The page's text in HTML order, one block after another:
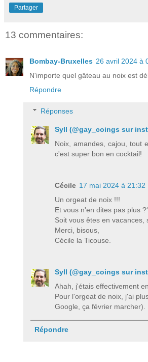
Partager
13 commentaires:
Bombay-Bruxelles 26 avril 2024 à
N'importe quel gâteau au noix est
Répondre
Réponses
Syll (@gay_coings sur
Noix, amandes, cajou, tout
c'est super bon en cocktail!
Cécile 17 mai 2024 à 21:32
Un orgeat de noix !!!
Et vous n'en dites pas plus
Soit vous êtes en
Merci, bisous,
Cécile la Ticouse.
Syll (@gay_coings sur
Ahah, j'étais effectivement
Pour l'orgeat de noix, j'ai
Google, ça février marcher).
Répondre